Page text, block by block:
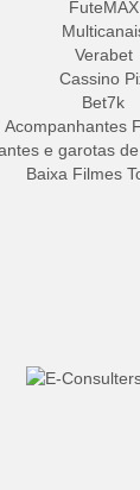
FuteMAX
Verabet
Cassino
Bet7k
Acompanhantes
e garotas
Baixa Filmes